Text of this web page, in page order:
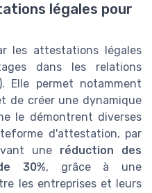
légales pour
les attestations légales
dans les relations
Elle permet notamment
de créer une dynamique
le démontrent diverses
d'attestation, par
une réduction des
30%, grâce à une
les entreprises et leurs